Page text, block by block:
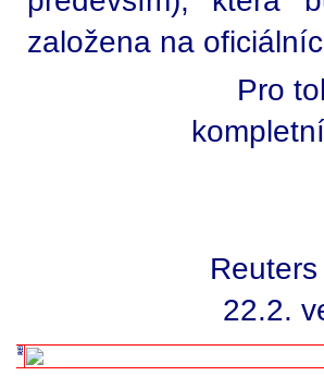
založena na
Pro
22.2.